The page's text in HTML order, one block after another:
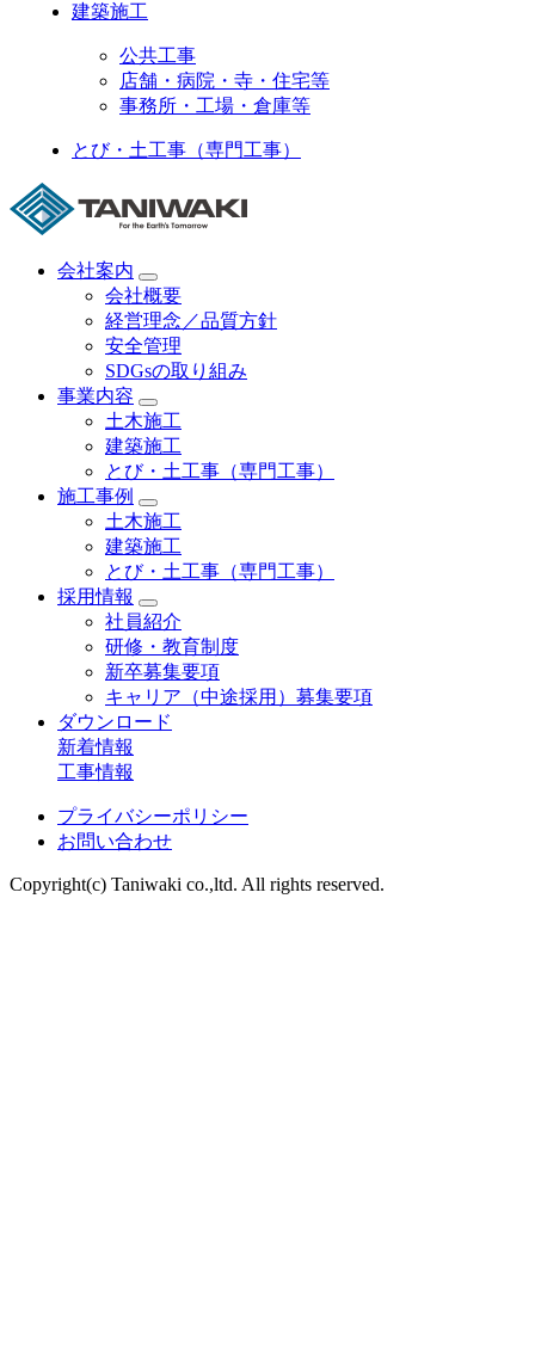
建築施工
公共工事
店舗・病院・寺・住宅等
事務所・工場・倉庫等
とび・土工事（専門工事）
会社案内
会社概要
経営理念／品質方針
安全管理
SDGsの取り組み
事業内容
土木施工
建築施工
とび・土工事（専門工事）
施工事例
土木施工
建築施工
とび・土工事（専門工事）
採用情報
社員紹介
研修・教育制度
新卒募集要項
キャリア（中途採用）募集要項
ダウンロード
新着情報
工事情報
プライバシーポリシー
お問い合わせ
Copyright(c) Taniwaki co.,ltd. All rights reserved.